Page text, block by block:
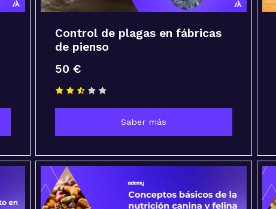
Control de plagas en fábricas
de pienso
50 €
Saber más